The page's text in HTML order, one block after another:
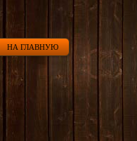
НА ГЛАВНУЮ